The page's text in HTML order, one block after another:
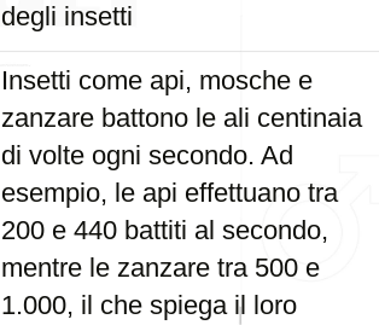
degli insetti
Insetti come api, mosche e
zanzare battono le ali centinaia
di volte ogni secondo. Ad
esempio, le api effettuano tra
200 e 440 battiti al secondo,
mentre le zanzare tra 500 e
1.000, il che spiega il loro